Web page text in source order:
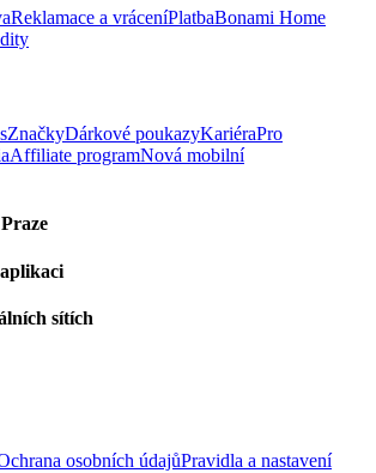
Reklamace a vráceníPlatbaBonami Home
ZnačkyDárkové poukazyKariéraPro
Affiliate programNová mobilní
sítích
osobních údajůPravidla a nastavení